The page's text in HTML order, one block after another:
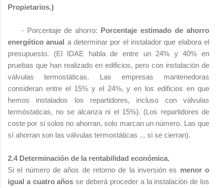
Propietarios.)
- Porcentaje de ahorro: Porcentaje estimado de ahorro
energético anual a determinar por el instalador que elabora el
presupuesto. (El IDAE habla de entre un 24% y 40% en
pruebas que han realizado en edificios, pero con instalación de
válvulas termostáticas. Las empresas mantenedoras
consideran entre el 15% y el 24%, y en los edificios en que
hemos instalados los repartidores, incluso con válvulas
termóstaticas, no se alcanza ni el 15%). (Los repartidores de
coste por si solos no ahorran, solo marcan un número. Las que
sí ahorran son las válvulas termostáticas ... si se cierran).
2.4 Determinación de la rentabilidad económica.
Si el número de años de retorno de la inversión es menor o
igual a cuatro añosse deberá proceder a la instalación de los